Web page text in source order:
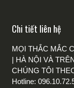
Chi tiết liên hệ
MỌI THẮC MẮC
| HÀ NỘI VÀ
CHÚNG TÔI
Hotline: